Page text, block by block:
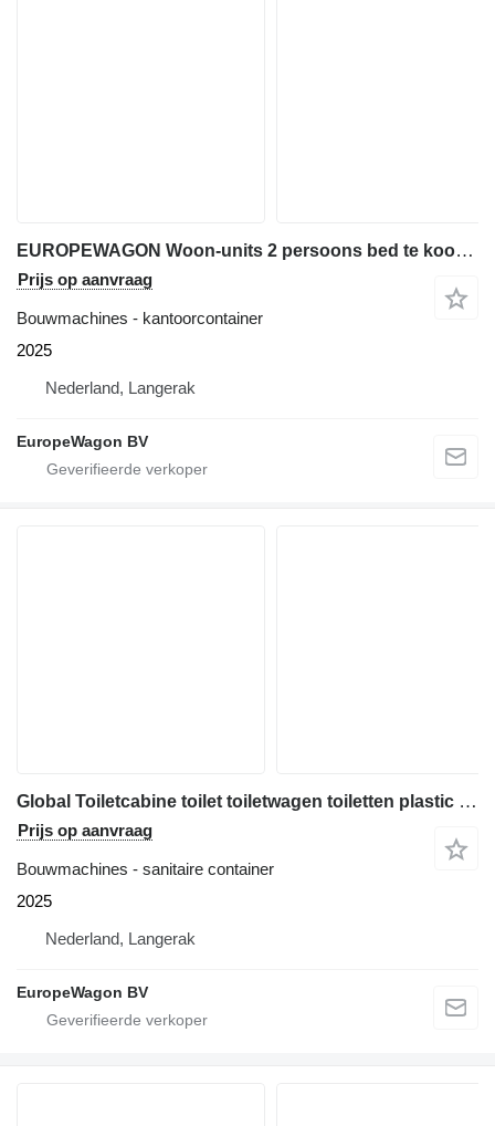
EUROPEWAGON Woon-units 2 persoons bed te koop uit voorraad lever
Prijs op aanvraag
Bouwmachines - kantoorcontainer
2025
Nederland, Langerak
EuropeWagon BV
Global Toiletcabine toilet toiletwagen toiletten plastic toilet kopen G
Prijs op aanvraag
Bouwmachines - sanitaire container
2025
Nederland, Langerak
EuropeWagon BV